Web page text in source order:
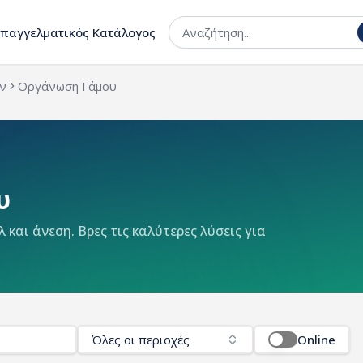
Κατάλογος
Οργάνωση Γάμου
άνεση. Βρες τις καλύτερες λύσεις για
Όλες οι περιοχές Online